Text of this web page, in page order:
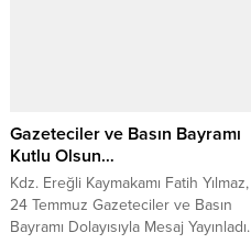
Gazeteciler ve Basın Bayramı
Kutlu Olsun…
Kdz. Ereğli Kaymakamı Fatih Yılmaz,
24 Temmuz Gazeteciler ve Basın
Bayramı Dolayısıyla Mesaj Yayınladı.